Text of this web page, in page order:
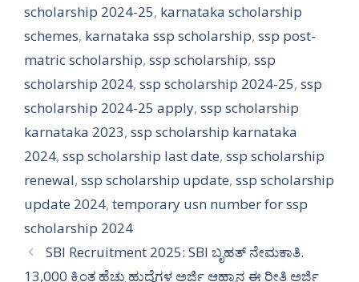
scholarship 2024-25, karnataka scholarship
schemes, karnataka ssp scholarship, ssp post-
matric scholarship, ssp scholarship, ssp
scholarship 2024, ssp scholarship 2024-25, ssp
scholarship 2024-25 apply, ssp scholarship
karnataka 2023, ssp scholarship karnataka
2024, ssp scholarship last date, ssp scholarship
renewal, ssp scholarship update, ssp scholarship
update 2024, temporary usn number for ssp
scholarship 2024
SBI Recruitment 2025: SBI ಬೃಹತ್ ನೇಮಕಾತಿ.
13,000 ಕ್ಕಿಂತ ಹೆಚ್ಚು ಹುದ್ದೆಗಳ ಅರ್ಜಿ ಆಹ್ವಾನ ಈ ರೀತಿ ಅರ್ಜಿ